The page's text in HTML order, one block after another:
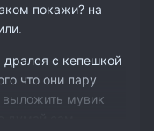
покажи? на
с кепешкой
что они пару
мувик